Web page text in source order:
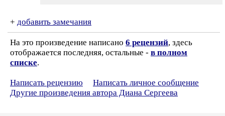
+ добавить замечания
На это произведение написано 6 рецензий, здесь
отображается последняя, остальные - в полном
списке.
Написать рецензию
Написать личное сообщение
Другие произведения автора Диана Сергеева